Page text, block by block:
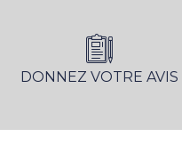
DONNEZ VOTRE AVIS